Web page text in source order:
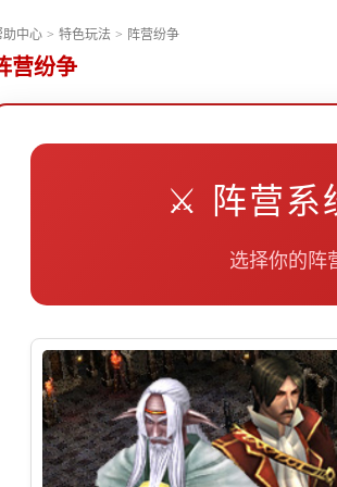
助中心 > 特色玩法 > 阵营纷争
营纷争
⚔️ 阵营系
选择你的阵